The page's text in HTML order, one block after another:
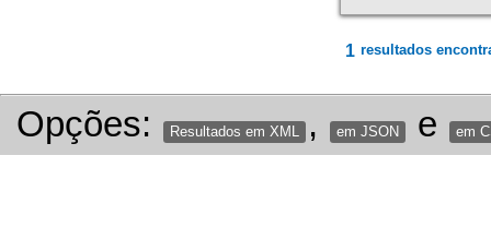
1 resultados
Opções: Resultados em XML , em JSON e em